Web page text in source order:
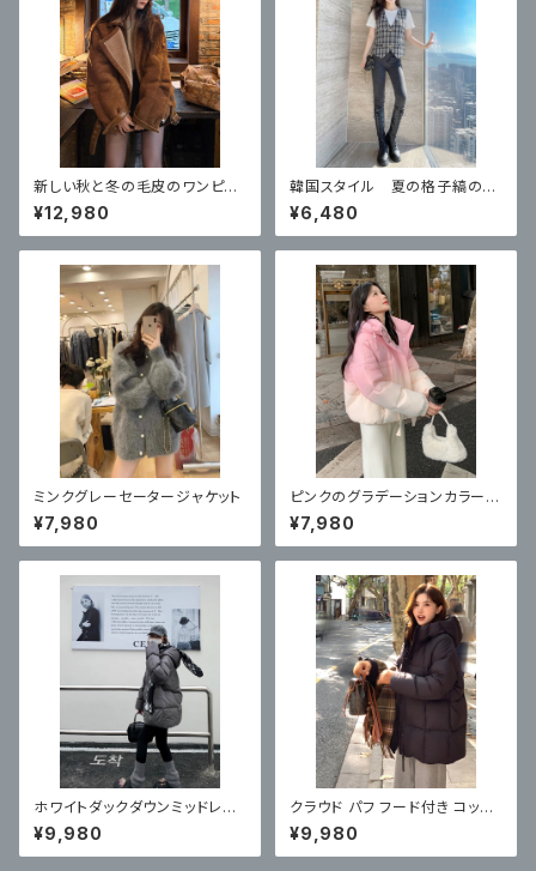
新しい秋と冬の毛皮のワンピー
スプラスベルベット オートバイ
ジャケット ラムウール
¥12,980
韓国スタイル 夏の格子縞のベ
スト 2026 新しいスタイル
¥6,480
ミンクグレーセータージャケット
¥7,980
ピンクのグラデーションカラーの
ダウンジャケット リトルマンの
ジャケット ルースドーパミン
¥7,980
ホワイトダックダウンミッドレン
グスダウンジャケット 新しいルー
ズカジュアルフード付きジャケッ
ト
¥9,980
クラウド パフ フード付き コット
ン ジャケット ミドル丈
¥9,980